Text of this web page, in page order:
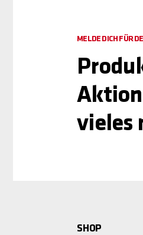
MELDE DICH FÜR
vieles
SHOP